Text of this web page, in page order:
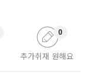
추가취재 원해요
0